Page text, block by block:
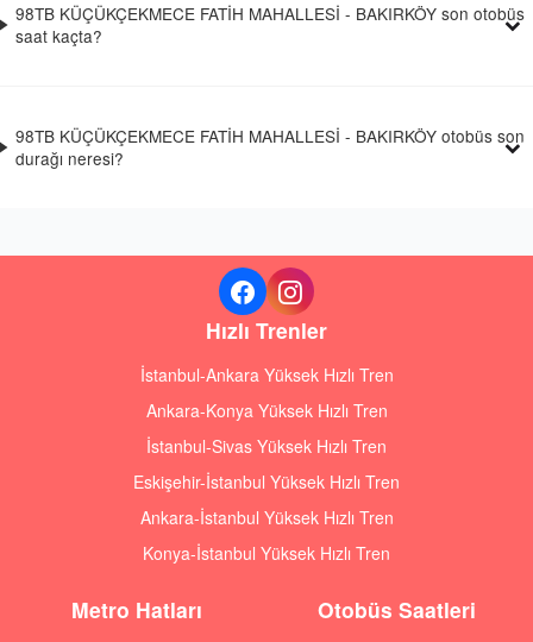
98TB KÜÇÜKÇEKMECE FATİH MAHALLESİ - BAKIRKÖY son otobüs
saat kaçta?
98TB KÜÇÜKÇEKMECE FATİH MAHALLESİ - BAKIRKÖY otobüs son
durağı neresi?
Hızlı Trenler
İstanbul-Ankara Yüksek Hızlı Tren
Ankara-Konya Yüksek Hızlı Tren
İstanbul-Sivas Yüksek Hızlı Tren
Eskişehir-İstanbul Yüksek Hızlı Tren
Ankara-İstanbul Yüksek Hızlı Tren
Konya-İstanbul Yüksek Hızlı Tren
Metro Hatları Otobüs Saatleri